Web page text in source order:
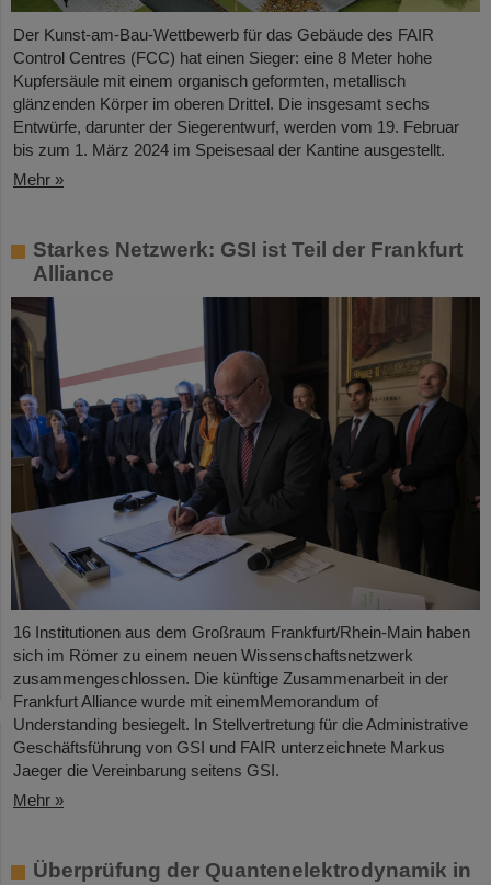
Der Kunst-am-Bau-Wettbewerb für das Gebäude des FAIR
Control Centres (FCC) hat einen Sieger: eine 8 Meter hohe
Kupfersäule mit einem organisch geformten, metallisch
glänzenden Körper im oberen Drittel. Die insgesamt sechs
Entwürfe, darunter der Siegerentwurf, werden vom 19. Februar
bis zum 1. März 2024 im Speisesaal der Kantine ausgestellt.
Mehr »
Starkes Netzwerk: GSI ist Teil der Frankfurt
Alliance
16 Institutionen aus dem Großraum Frankfurt/Rhein-Main haben
sich im Römer zu einem neuen Wissenschaftsnetzwerk
zusammengeschlossen. Die künftige Zusammenarbeit in der
Frankfurt Alliance wurde mit einemMemorandum of
Understanding besiegelt. In Stellvertretung für die Administrative
Geschäftsführung von GSI und FAIR unterzeichnete Markus
Jaeger die Vereinbarung seitens GSI.
Mehr »
Überprüfung der Quantenelektrodynamik in